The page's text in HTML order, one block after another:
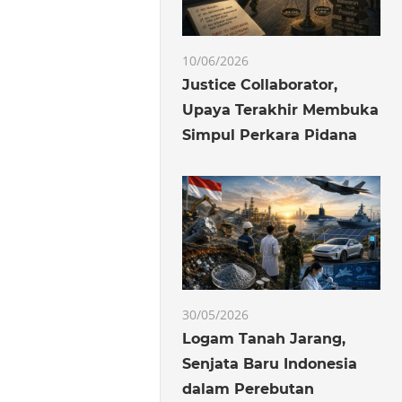
10/06/2026
Justice Collaborator,
Upaya Terakhir Membuka
Simpul Perkara Pidana
30/05/2026
Logam Tanah Jarang,
Senjata Baru Indonesia
dalam Perebutan